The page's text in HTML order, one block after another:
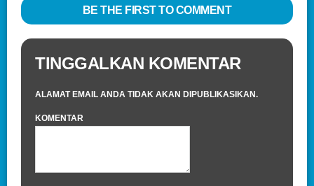
BE THE FIRST TO COMMENT
TINGGALKAN KOMENTAR
ALAMAT EMAIL ANDA TIDAK AKAN DIPUBLIKASIKAN.
KOMENTAR